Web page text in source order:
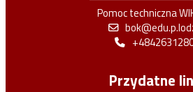
Pomoc techniczna
Przydatne